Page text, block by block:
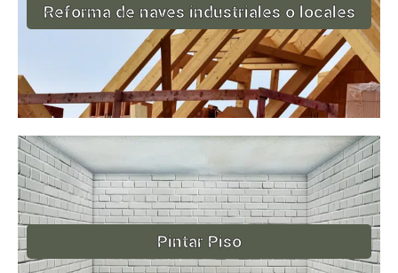
Reforma de naves industriales o locales
Pintar Piso